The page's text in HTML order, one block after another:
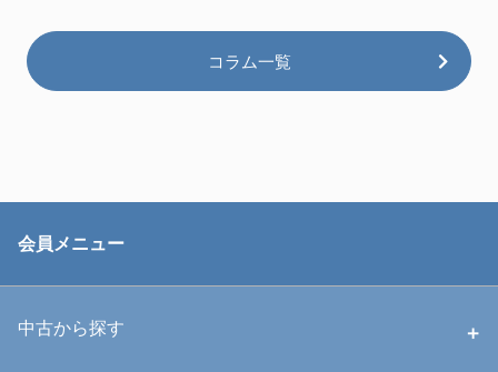
コラム一覧
会員メニュー
中古から探す